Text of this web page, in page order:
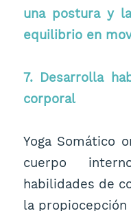
una postura y
equilibrio en
7. Desarrolla
corporal
Yoga Somático
cuerpo
habilidades de
la